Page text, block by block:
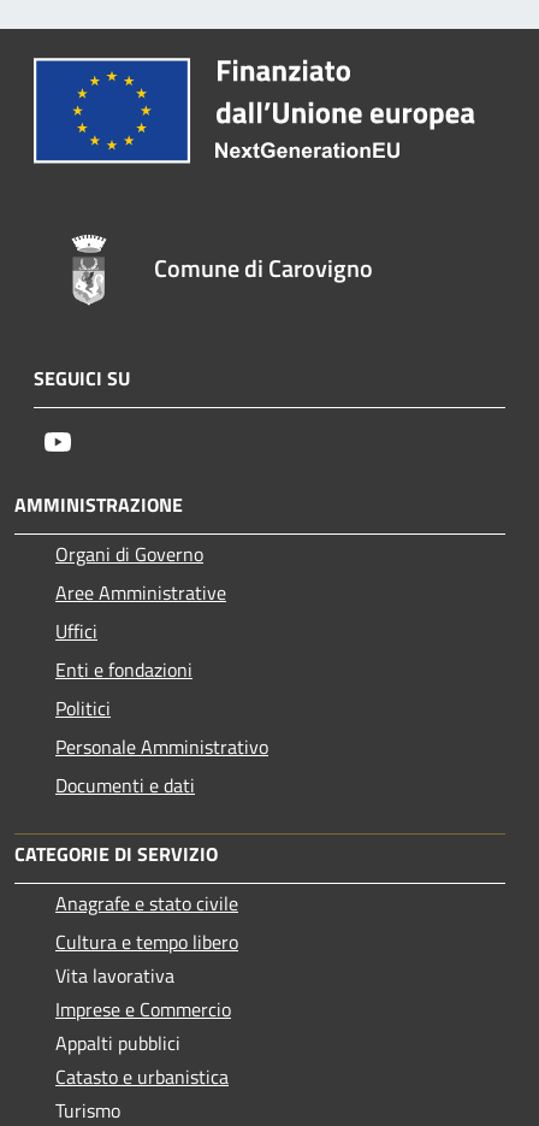
Comune di Carovigno
SEGUICI SU
AMMINISTRAZIONE
Organi di Governo
Aree Amministrative
Uffici
Enti e fondazioni
Politici
Personale Amministrativo
Documenti e dati
CATEGORIE DI SERVIZIO
Anagrafe e stato civile
Cultura e tempo libero
Vita lavorativa
Imprese e Commercio
Appalti pubblici
Catasto e urbanistica
Turismo